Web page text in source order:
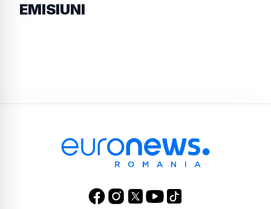
EMISIUNI